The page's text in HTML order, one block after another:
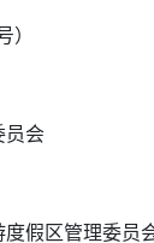
）
员会
假区管理委员